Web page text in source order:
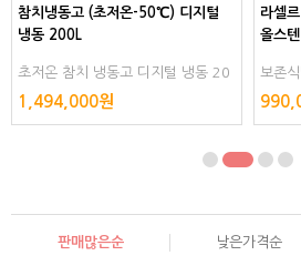
참치냉동고 (초저온-50℃) 디지털
냉동 200L
초저온 참치 냉동고 디지털 냉동 20
0L 수산물 보냉 보존식 다목적 냉각
얼음 육류
1,494,000원
라셀
올스텐
보존
올스텐
판매많은순 낮은가격순